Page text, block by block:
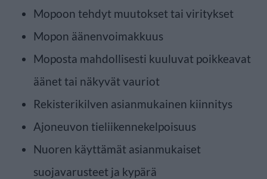
Mopoon tehdyt muutokset tai viritykset
Mopon äänenvoimakkuus
Moposta mahdollisesti kuuluvat poikkeavat
äänet tai näkyvät vauriot
Rekisterikilven asianmukainen kiinnitys
Ajoneuvon tieliikennekelpoisuus
Nuoren käyttämät asianmukaiset
suojavarusteet ja kypärä